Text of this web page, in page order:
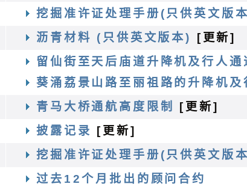
挖掘准许证处理手册(只供英文版
沥青材料 (只供英文版本)
[更新]
留仙街至天后庙道升降机及行人通
葵涌荔景山路至丽祖路的升降机及
青马大桥通航高度限制
[更新]
披露记录
[更新]
挖掘准许证处理手册(只供英文版
过去12个月批出的顾问合约